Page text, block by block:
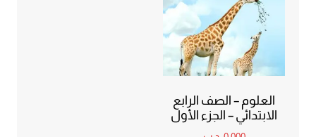
العلوم – الصف الرابع
الابتدائي – الجزء الأول